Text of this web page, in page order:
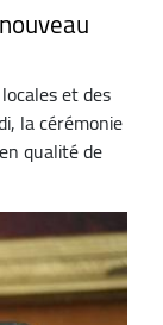
et des
la cérémonie
qualité de